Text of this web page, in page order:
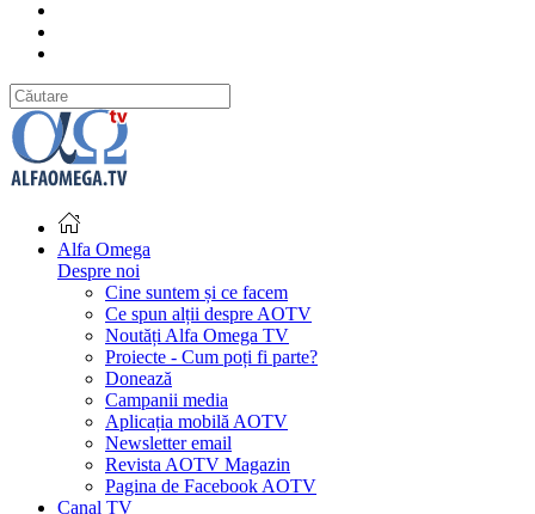
Alfa Omega
Despre noi
Cine suntem și ce facem
Ce spun alții despre AOTV
Noutăți Alfa Omega TV
Proiecte - Cum poți fi parte?
Donează
Campanii media
Aplicația mobilă AOTV
Newsletter email
Revista AOTV Magazin
Pagina de Facebook AOTV
Canal TV